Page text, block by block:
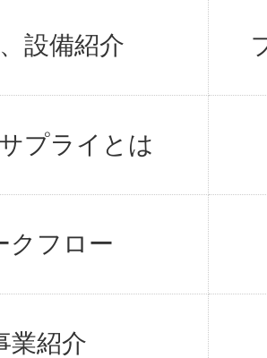
設備紹介
プライとは
クフロー
業紹介